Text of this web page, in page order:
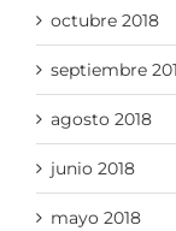
octubre 2018
septiembre
agosto 2018
junio 2018
mayo 2018